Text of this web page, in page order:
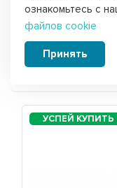
Запчасти
Samsung S1032
ознакомьтесь с
файлов cookie
Принять